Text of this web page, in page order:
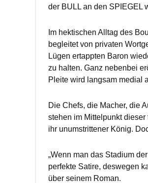
der BULL an den SPIEGEL
Im hektischen Alltag des
begleitet von privaten
Lügen ertappten Baron
zu halten. Ganz nebenbei
Pleite wird langsam medial
Die Chefs, die Macher, die
stehen im Mittelpunkt
ihr unumstrittener König.
„Wenn man das Stadium
perfekte Satire, deswegen
über seinem Roman.